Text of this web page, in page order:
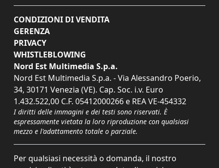
CONDIZIONI DI VENDITA
GERENZA
PRIVACY
WHISTLEBLOWING
Nord Est Multimedia S.p.a.
Nord Est Multimedia S.p.a. - Via Alessandro Poerio,
34, 30171 Venezia (VE). Cap. Soc. i.v. Euro
1.432.522,00 C.F. 05412000266 e REA VE-454332
I diritti delle immagini e dei testi sono riservati. È
espressamente vietata la loro riproduzione con qualsiasi
mezzo e l'adattamento totale o parziale.
Per qualsiasi necessità o domanda, il nostro